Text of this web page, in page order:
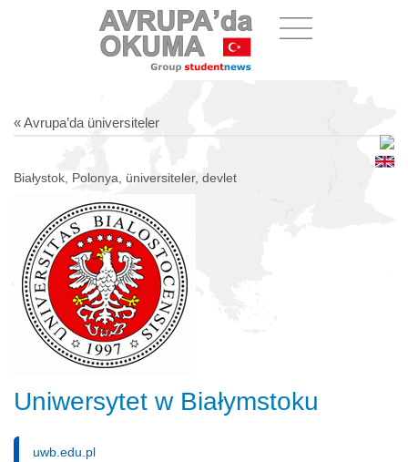
« Avrupa’da üniversiteler
Białystok, Polonya, üniversiteler, devlet
Uniwersytet w Białymstoku
uwb.edu.pl